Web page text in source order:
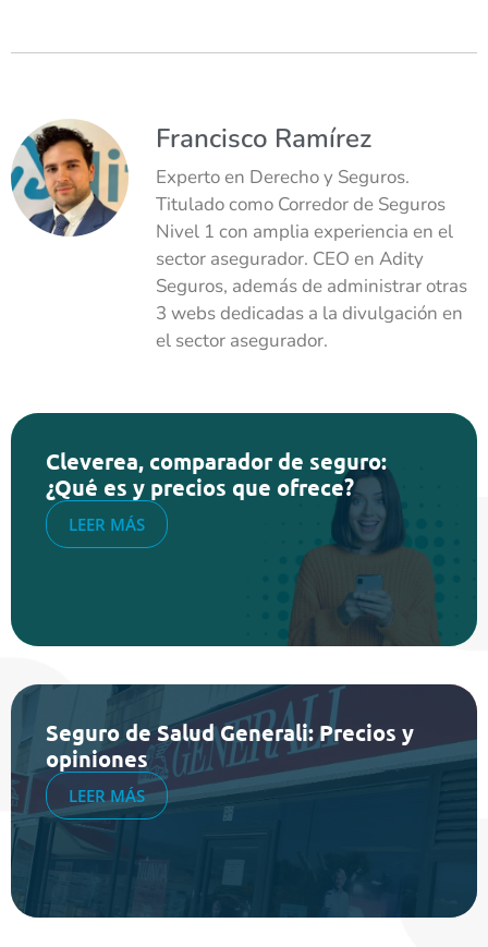
Francisco Ramírez
Experto en Derecho y Seguros.
Titulado como Corredor de Seguros
Nivel 1 con amplia experiencia en el
sector asegurador. CEO en Adity
Seguros, además de administrar otras
3 webs dedicadas a la divulgación en
el sector asegurador.
Cleverea, comparador de seguro:
¿Qué es y precios que ofrece?
LEER MÁS
Seguro de Salud Generali: Precios y
opiniones
LEER MÁS